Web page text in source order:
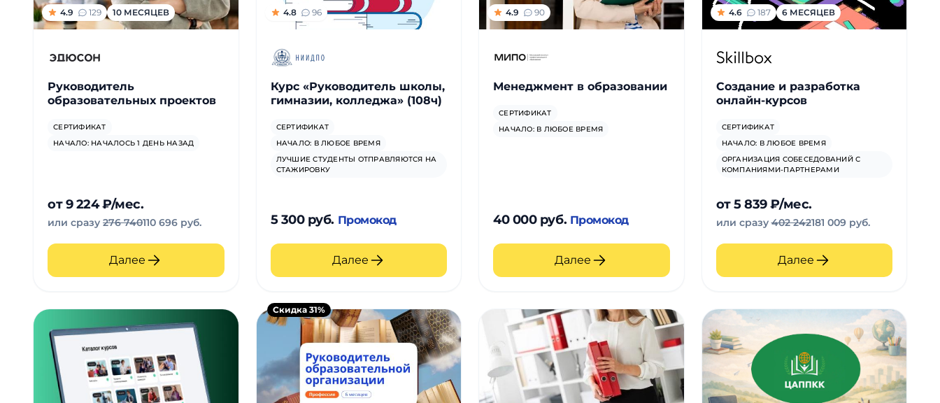
4.9 129 10 МЕСЯЦЕВ
Руководитель
образовательных проектов
СЕРТИФИКАТ
НАЧАЛО: НАЧАЛОСЬ 1 ДЕНЬ НАЗАД
от 9 224 ₽/мес.
или сразу 276 740110 696 руб.
Далее
4.8 96
Курс «Руководитель школы,
гимназии, колледжа» (108ч)
СЕРТИФИКАТ
НАЧАЛО: В ЛЮБОЕ ВРЕМЯ
ЛУЧШИЕ СТУДЕНТЫ ОТПРАВЛЯЮТСЯ НА
СТАЖИРОВКУ
5 300 руб. Промокод
Далее
4.9 90
Менеджмент в образовании
СЕРТИФИКАТ
НАЧАЛО: В ЛЮБОЕ ВРЕМЯ
40 000 руб. Промокод
Далее
4.6 187 6 МЕСЯЦЕВ
Создание и разработка
онлайн-курсов
СЕРТИФИКАТ
НАЧАЛО: В ЛЮБОЕ ВРЕМЯ
ОРГАНИЗАЦИЯ СОБЕСЕДОВАНИЙ С
КОМПАНИЯМИ-ПАРТНЕРАМИ
от 5 839 ₽/мес.
или сразу402 242181 009 руб.
Далее
Скидка 31%
Психология и саморазвитие
Прочее
Репетиторы
Тесты на профориентацию